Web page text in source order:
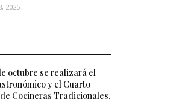
2025
octubre se realizará el
y el Cuarto
Cocineras Tradicionales,